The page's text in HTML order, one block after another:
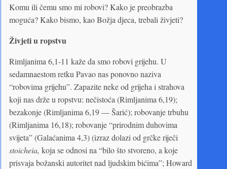
Komu ili čemu smo mi robovi? Kako je preobrazba
moguća? Kako bismo, kao Božja djeca, trebali živjeti?
Živjeti u ropstvu
Rimljanima 6,1-11 kaže da smo robovi grijehu. U
sedamnaestom retku Pavao nas ponovno naziva
“robovima grijehu”. Zapazite neke od grijeha i strahova
koji nas drže u ropstvu: nečistoća (Rimljanima 6,19);
bezakonje (Rimljanima 6,19 — Šarić); robovanje trbuhu
(Rimljanima 16,18); robovanje “prirodnim duhovima
svijeta” (Galaćanima 4,3) (izraz dolazi od grčke riječi
stoicheia, koja se odnosi na “bilo što stvoreno, a koje
prisvaja božanski autoritet nad ljudskim bićima”; Howard